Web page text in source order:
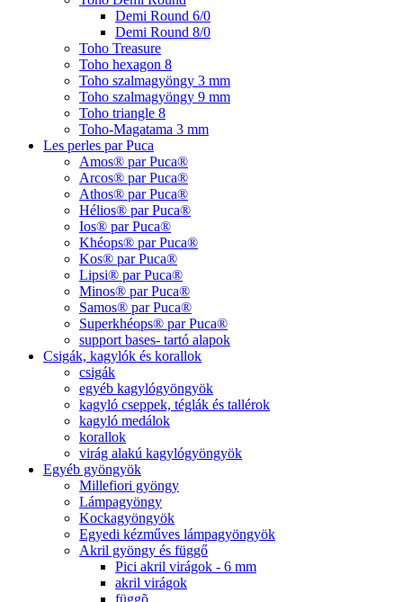
Demi Round 6/0
Demi Round 8/0
Toho Treasure
Toho hexagon 8
Toho szalmagyöngy 3 mm
Toho szalmagyöngy 9 mm
Toho triangle 8
Toho-Magatama 3 mm
Les perles par Puca
Amos® par Puca®
Arcos® par Puca®
Athos® par Puca®
Hélios® par Puca®
Ios® par Puca®
Khéops® par Puca®
Kos® par Puca®
Lipsi® par Puca®
Minos® par Puca®
Samos® par Puca®
Superkhéops® par Puca®
support bases- tartó alapok
Csigák, kagylók és korallok
csigák
egyéb kagylógyöngyök
kagyló cseppek, téglák és tallérok
kagyló medálok
korallok
virág alakú kagylógyöngyök
Egyéb gyöngyök
Millefiori gyöngy
Lámpagyöngy
Kockagyöngyök
Egyedi kézműves lámpagyöngyök
Akril gyöngy és függő
Pici akril virágok - 6 mm
akril virágok